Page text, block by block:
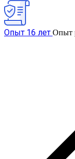
Опыт 16 лет Опыт